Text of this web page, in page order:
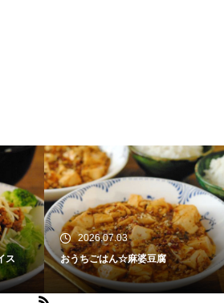
ス
2026.07.03
おうちごはん☆麻婆豆腐